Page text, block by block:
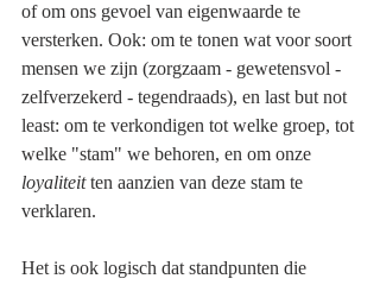
of om ons gevoel van eigenwaarde te
versterken. Ook: om te tonen wat voor soort
mensen we zijn (zorgzaam - gewetensvol -
zelfverzekerd - tegendraads), en last but not
least: om te verkondigen tot welke groep, tot
welke "stam" we behoren, en om onze
loyaliteit ten aanzien van deze stam te
verklaren.
Het is ook logisch dat standpunten die